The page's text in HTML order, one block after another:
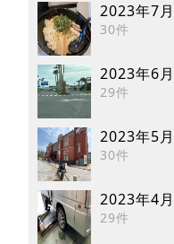
2023年7月
30件
2023年6月
29件
2023年5月
30件
2023年4月
29件